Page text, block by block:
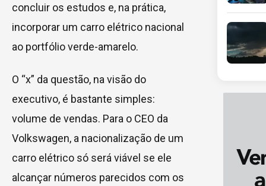
concluir os estudos e, na prática,
incorporar um carro elétrico nacional
ao portfólio verde-amarelo.
O “x” da questão, na visão do
executivo, é bastante simples:
volume de vendas. Para o CEO da
Volkswagen, a nacionalização de um
carro elétrico só será viável se ele
alcançar números parecidos com os